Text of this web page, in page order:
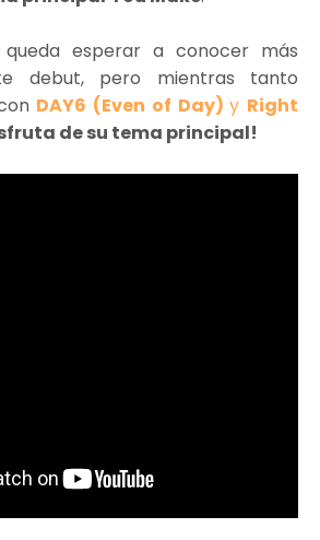
esperar a conocer más
debut, pero mientras tanto
DAY6 (Even of Day)y Right
de su tema principal!